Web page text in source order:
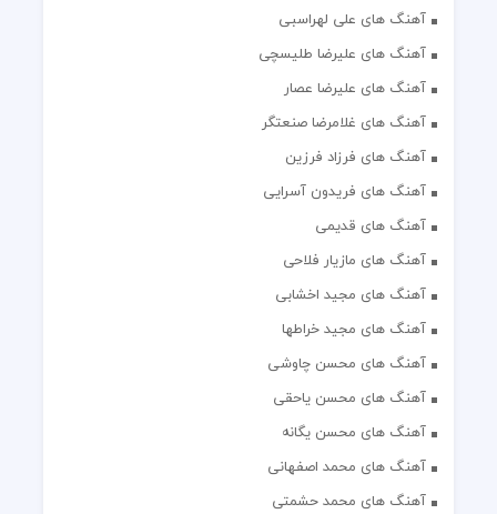
آهنگ های علی لهراسبی
آهنگ های علیرضا طلیسچی
آهنگ های علیرضا عصار
آهنگ های غلامرضا صنعتگر
آهنگ های فرزاد فرزین
آهنگ های فریدون آسرایی
آهنگ های قدیمی
آهنگ های مازیار فلاحی
آهنگ های مجید اخشابی
آهنگ های مجید خراطها
آهنگ های محسن چاوشی
آهنگ های محسن یاحقی
آهنگ های محسن یگانه
آهنگ های محمد اصفهانی
آهنگ های محمد حشمتی